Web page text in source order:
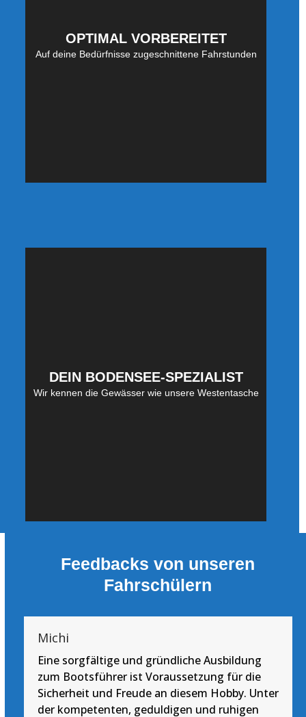
OPTIMAL VORBEREITET
Auf deine Bedürfnisse zugeschnittene Fahrstunden
DEIN BODENSEE-SPEZIALIST
Wir kennen die Gewässer wie unsere Westentasche
Feedbacks von unseren
Fahrschülern
Michi
Eine sorgfältige und gründliche Ausbildung
zum Bootsführer ist Voraussetzung für die
Sicherheit und Freude an diesem Hobby. Unter
der kompetenten, geduldigen und ruhigen